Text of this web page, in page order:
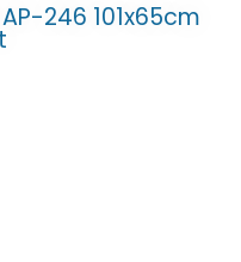
246 101x65cm